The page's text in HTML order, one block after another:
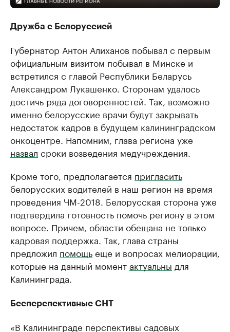
Дружба с Белоруссией
Губернатор Антон Алиханов побывал с первым
официальным визитом побывал в Минске и
встретился с главой Республики Беларусь
Александром Лукашенко. Сторонам удалось
достичь ряда договоренностей. Так, возможно
именно белорусские врачи будутзакрывать
недостаток кадров в будущем калининградском
онкоцентре. Напомним, глава региона уже
назвал сроки возведения медучреждения.
Кроме того, предполагается пригласить
белорусских водителей в наш регион на время
проведения ЧМ-2018. Белорусская сторона уже
подтвердила готовность помочь региону в этом
вопросе. Причем, области обещана не только
кадровая поддержка. Так, глава страны
предложил помощьеще и вопросах мелиорации,
которые на данный моментактуальны для
Калининграда.
Бесперспективные СНТ
«В Калининграде перспективы садовых